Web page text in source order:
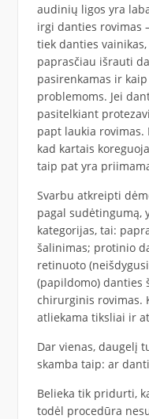
audinių ligos yra
irgi danties rovimas
tiek danties
paprasčiau išrauti
pasirenkamas ir
problemoms. Jei
pasitelkiant
papt laukia
kad kartais
taip pat yra
Svarbu atkreipti
pagal sudėtingumą,
kategorijas, tai:
šalinimas; protinio
retinuoto
(papildomo) danties
chirurginis rovimas.
atliekama tiksliai ir
Dar vienas, daugelį
skamba taip: ar
Belieka tik pridurti,
todėl procedūra